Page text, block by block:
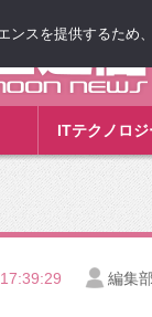
ITテクノロジ
編集部
ンスを提供するため